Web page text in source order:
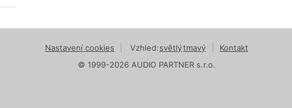
Nastavení cookies Vzhled:světlýtmavý
Kontakt
© 1999-2026 AUDIO PARTNER s.r.o.